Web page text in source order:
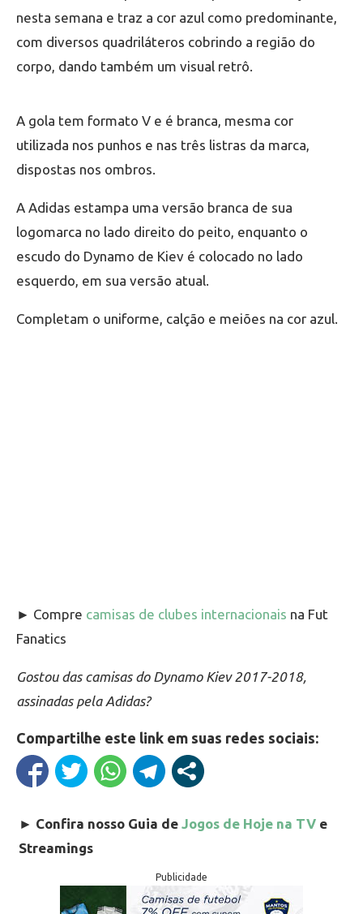
nesta semana e traz a cor azul como predominante,
com diversos quadriláteros cobrindo a região do
corpo, dando também um visual retrô.
A gola tem formato V e é branca, mesma cor
utilizada nos punhos e nas três listras da marca,
dispostas nos ombros.
A Adidas estampa uma versão branca de sua
logomarca no lado direito do peito, enquanto o
escudo do Dynamo de Kiev é colocado no lado
esquerdo, em sua versão atual.
Completam o uniforme, calção e meiões na cor azul.
► Compre camisas de clubes internacionais na Fut
Fanatics
Gostou das camisas do Dynamo Kiev 2017-2018,
assinadas pela Adidas?
Compartilhe este link em suas redes sociais:
► Confira nosso Guia de Jogos de Hoje na TV e
Streamings
Publicidade